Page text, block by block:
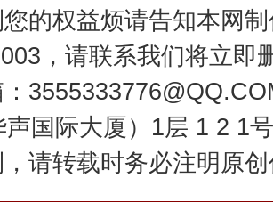
的权益烦请告知本网
，请联系我们将立即
声国际大厦）1层 1 2 1
请转载时务必注明原